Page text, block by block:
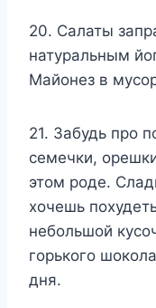
20. Салаты
натуральным
Майонез в
21. Забудь про
семечки,
этом роде.
хочешь
небольшой
горького
дня.